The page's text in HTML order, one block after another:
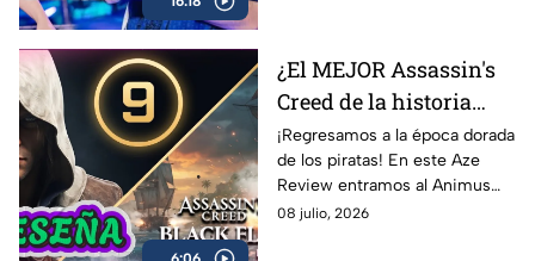
Latinoamérica.
¿El MEJOR Assassin's
Creed de la historia
regresó? 🏴‍☠️ | Reseña
Black Flag Resynced |
AZE Review
¡Regresamos a la época dorada
de los piratas! En este Aze
Review entramos al Animus
para analizar a fondo
08 julio, 2026